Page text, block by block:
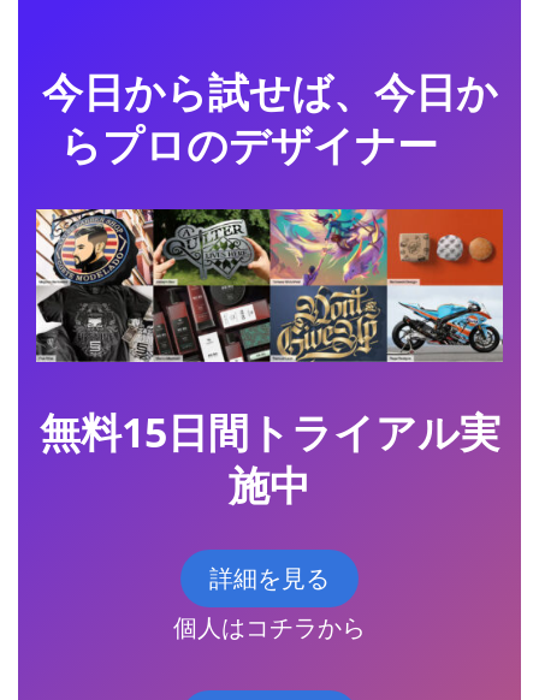
今日から試せば、今日か
らプロのデザイナー
無料15日間トライアル実
施中
詳細を見る
個人はコチラから